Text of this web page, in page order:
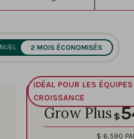
2 MOIS ÉCONOMISÉS
IDÉAL POUR LES
CROISSANCE
Grow Plus $
$ 6,590